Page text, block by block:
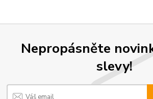
Nepropásněte
slevy!